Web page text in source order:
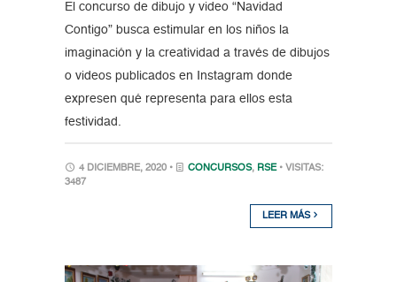
El concurso de dibujo y video “Navidad
Contigo” busca estimular en los niños la
imaginación y la creatividad a través de dibujos
o videos publicados en Instagram donde
expresen qué representa para ellos esta
festividad.
4 DICIEMBRE, 2020 • CONCURSOS, RSE • VISITAS:
3487
LEER MÁS